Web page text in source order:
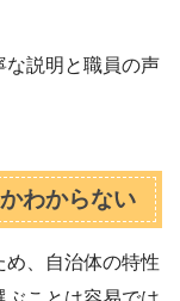
な説明と職員の声
わからない
、自治体の特性